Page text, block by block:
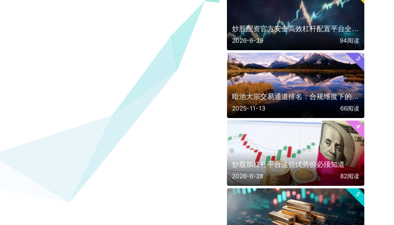
炒股配资官方安全高效杠杆配置平台全解析
2026-6-29 94阅读
3
暗池大宗交易通道排名：合规维度下的核心选择指南
2025-11-13 66阅读
4
炒股加杠杆平台这些优势你必须知道
2026-6-28 82阅读
5